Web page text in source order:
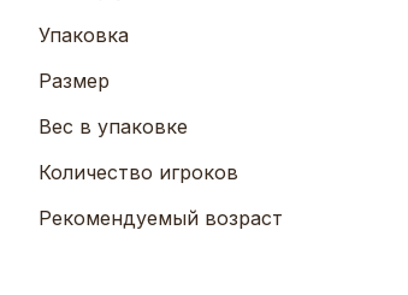
Упаковка
Размер
Вес в упаковке
Количество игроков
Рекомендуемый возраст